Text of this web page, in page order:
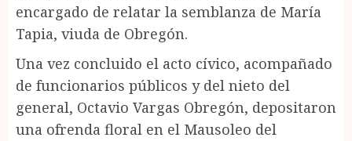
encargado de relatar la semblanza de María
Tapia, viuda de Obregón.
Una vez concluido el acto cívico, acompañado
de funcionarios públicos y del nieto del
general, Octavio Vargas Obregón, depositaron
una ofrenda floral en el Mausoleo del